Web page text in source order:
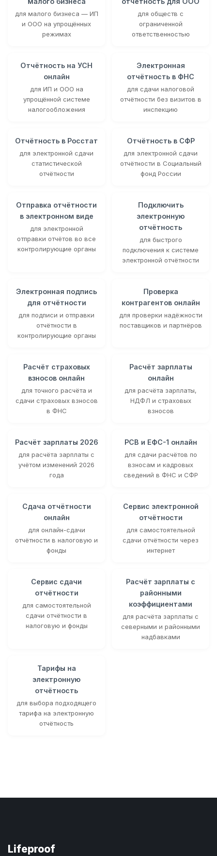
для малого бизнеса — ИП
и ООО на упрощённых
режимах
для обществ с
ограниченной
ответственностью
Отчётность на УСН
онлайн
для ИП и ООО на
упрощённой системе
налогообложения
Электронная
отчётность в ФНС
для сдачи налоговой
отчётности без визитов в
инспекцию
Отчётность в Росстат
для электронной сдачи
статистической
отчётности
Отчётность в СФР
для электронной сдачи
отчётности в Социальный
фонд России
Отправка отчётности
в электронном виде
для электронной
отправки отчётов во все
контролирующие органы
Подключить
электронную
отчётность
для быстрого
подключения к системе
электронной отчётности
Электронная подпись
для отчётности
для подписи и отправки
отчётности в
контролирующие органы
Проверка
контрагентов онлайн
для проверки надёжности
поставщиков и партнёров
Расчёт страховых
взносов онлайн
для точного расчёта и
сдачи страховых взносов
в ФНС
Расчёт зарплаты
онлайн
для расчёта зарплаты,
НДФЛ и страховых
взносов
Расчёт зарплаты 2026
для расчёта зарплаты с
учётом изменений 2026
года
РСВ и ЕФС-1 онлайн
для сдачи расчётов по
взносам и кадровых
сведений в ФНС и СФР
Сдача отчётности
онлайн
для онлайн-сдачи
отчётности в налоговую и
фонды
Сервис электронной
отчётности
для самостоятельной
сдачи отчётности через
интернет
Сервис сдачи
отчётности
для самостоятельной
сдачи отчётности в
налоговую и фонды
Расчёт зарплаты с
районными
коэффициентами
для расчёта зарплаты с
северными и районными
надбавками
Тарифы на
электронную
отчётность
для выбора подходящего
тарифа на электронную
отчётность
Lifeproof